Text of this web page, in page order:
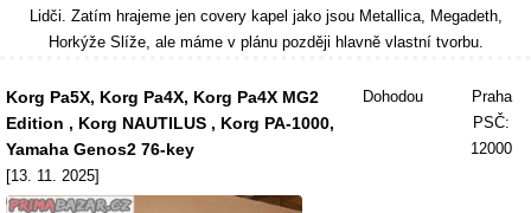
Lidči. Zatím hrajeme jen covery kapel jako jsou Metallica, Megadeth,
Horkýže Slíže, ale máme v plánu později hlavně vlastní tvorbu.
Korg Pa5X, Korg Pa4X, Korg Pa4X MG2
Edition , Korg NAUTILUS , Korg PA-1000,
Yamaha Genos2 76-key
[13. 11. 2025]
Dohodou
Praha
PSČ:
12000